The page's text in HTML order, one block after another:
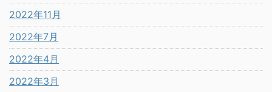
2022年11月
2022年7月
2022年4月
2022年3月